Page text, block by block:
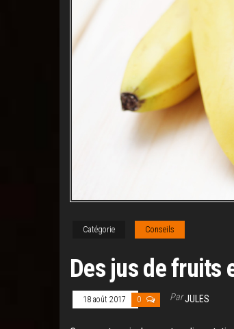
Catégorie Conseils
Des jus de fruits
18 août 2017 0 ParJULES